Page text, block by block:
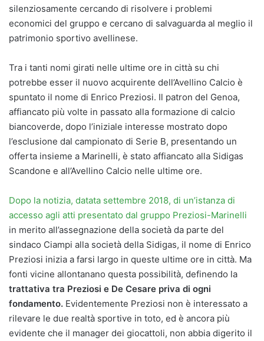
silenziosamente cercando di risolvere i problemi
economici del gruppo e cercano di salvaguarda al meglio il
patrimonio sportivo avellinese.
Tra i tanti nomi girati nelle ultime ore in città su chi
potrebbe esser il nuovo acquirente dell’Avellino Calcio è
spuntato il nome di Enrico Preziosi. Il patron del Genoa,
affiancato più volte in passato alla formazione di calcio
biancoverde, dopo l’iniziale interesse mostrato dopo
l’esclusione dal campionato di Serie B, presentando un
offerta insieme a Marinelli, è stato affiancato alla Sidigas
Scandone e all’Avellino Calcio nelle ultime ore.
Dopo la notizia, datata settembre 2018, di un’istanza di
accesso agli atti presentato dal gruppo Preziosi-Marinelli
in merito all’assegnazione della società da parte del
sindaco Ciampi alla società della Sidigas, il nome di Enrico
Preziosi inizia a farsi largo in queste ultime ore in città. Ma
fonti vicine allontanano questa possibilità, definendo la
trattativa tra Preziosi e De Cesare priva di ogni
fondamento. Evidentemente Preziosi non è interessato a
rilevare le due realtà sportive in toto, ed è ancora più
evidente che il manager dei giocattoli, non abbia digerito il